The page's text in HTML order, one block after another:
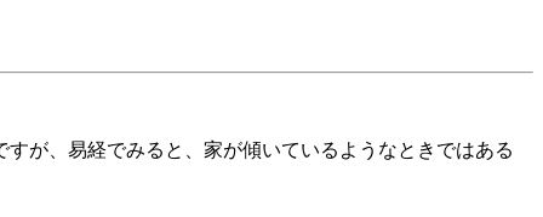
、易経でみると、家が傾いているようなときではある